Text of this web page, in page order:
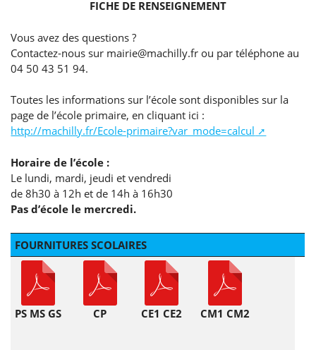
FICHE DE RENSEIGNEMENT
Vous avez des questions ?
Contactez-nous sur mairie@machilly.fr ou par téléphone au
04 50 43 51 94.
Toutes les informations sur l’école sont disponibles sur la
page de l’école primaire, en cliquant ici :
http://machilly.fr/Ecole-primaire?var_mode=calcul
Horaire de l’école :
Le lundi, mardi, jeudi et vendredi
de 8h30 à 12h et de 14h à 16h30
Pas d’école le mercredi.
FOURNITURES SCOLAIRES
PS MS GS CP CE1 CE2 CM1 CM2